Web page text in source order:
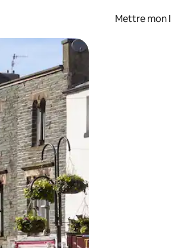
Mettre mon
et en faisant glisser.